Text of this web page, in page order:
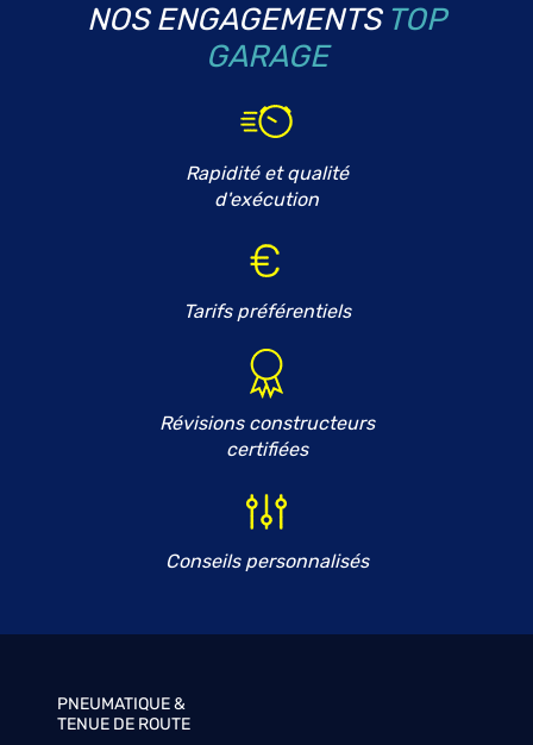
NOS ENGAGEMENTS TOP
GARAGE
Rapidité et qualité
d'exécution
Tarifs préférentiels
Révisions constructeurs
certifiées
Conseils personnalisés
PNEUMATIQUE &
TENUE DE ROUTE